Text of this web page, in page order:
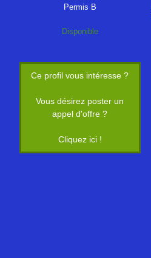
Permis B
Disponible
Ce profil vous intéresse ?
Vous désirez poster un
appel d'offre ?
Cliquez ici !